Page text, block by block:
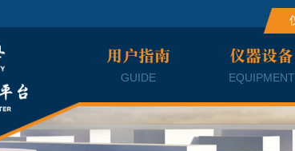
用户指南
GUIDE
仪器设备
EQUIPMENT